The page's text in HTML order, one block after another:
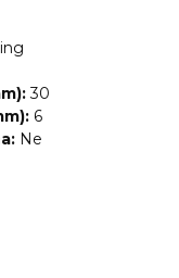
30
6
Ne